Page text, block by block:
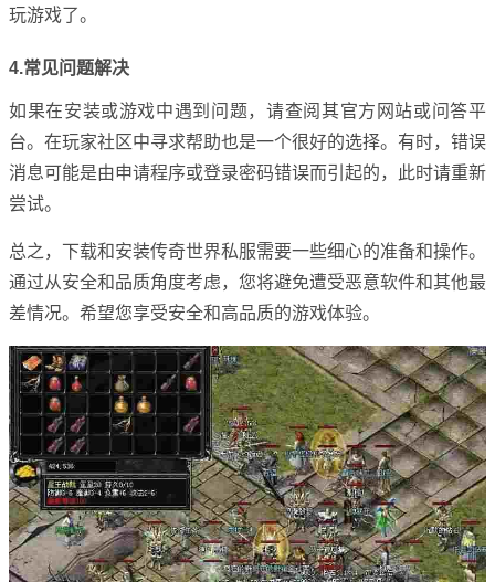
玩游戏了。
4.常见问题解决
如果在安装或游戏中遇到问题，请查阅其官方网站或问答平
台。在玩家社区中寻求帮助也是一个很好的选择。有时，错误
消息可能是由申请程序或登录密码错误而引起的，此时请重新
尝试。
总之，下载和安装传奇世界私服需要一些细心的准备和操作。
通过从安全和品质角度考虑，您将避免遭受恶意软件和其他最
差情况。希望您享受安全和高品质的游戏体验。